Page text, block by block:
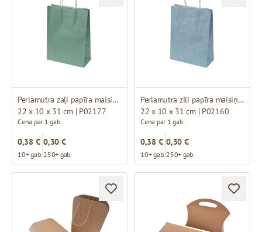
Perlamutra zaļi papīra maisiņi ar baltiem vītiem rokturiem
22 x 10 x 31 cm | P02177
Cena par 1 gab.
0,38 €
10+ gab.
0,30 €
250+ gab.
Perlamutra zili papīra maisiņi ar baltiem vītiem rokturiem
22 x 10 x 31 cm | P02160
Cena par 1 gab.
0,38 €
10+ gab.
0,30 €
250+ gab.